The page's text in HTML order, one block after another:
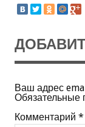
Ваш адрес
Обязательные
Комментарий *